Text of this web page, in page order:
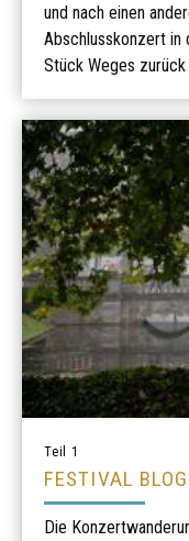
und nach einen
Abschlusskonzert in
Stück Weges zurück
Teil 1
FESTIVAL
Die